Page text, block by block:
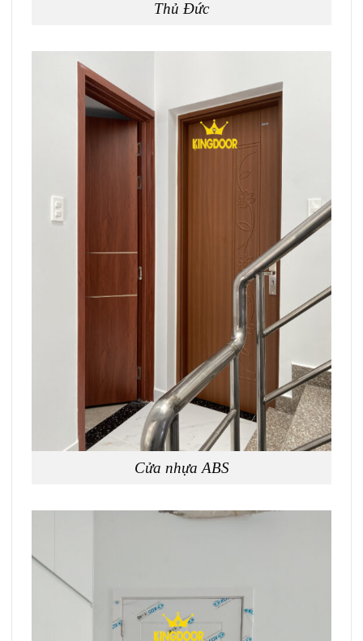
Thủ Đức
Cửa nhựa ABS